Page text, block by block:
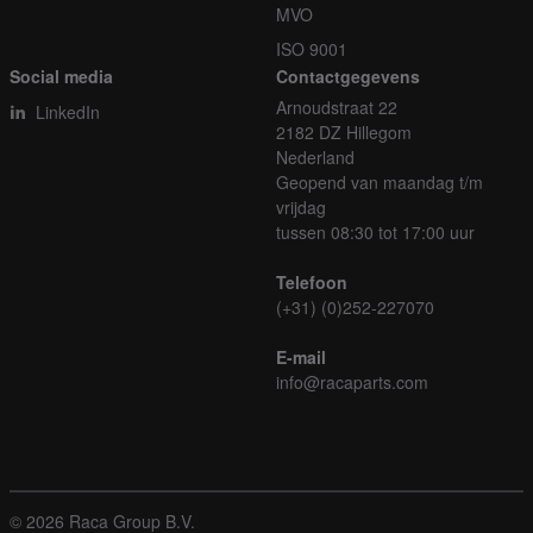
MVO
ISO 9001
Social media
LinkedIn
Contactgegevens
Arnoudstraat 22
2182 DZ Hillegom
Nederland
Geopend van maandag t/m
vrijdag
tussen 08:30 tot 17:00 uur
Telefoon
(+31) (0)252-227070
E-mail
info@racaparts.com
© 2026 Raca Group B.V.